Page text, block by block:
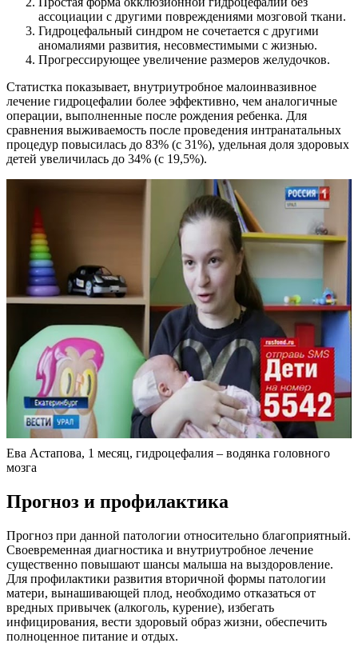
ассоциации с другими повреждениями мозговой ткани.
Гидроцефальный синдром не сочетается с другими
аномалиями развития, несовместимыми с жизнью.
Прогрессирующее увеличение размеров желудочков.
Статистка показывает, внутриутробное малоинвазивное
лечение гидроцефалии более эффективно, чем аналогичные
операции, выполненные после рождения ребенка. Для
сравнения выживаемость после проведения интранатальных
процедур повысилась до 83% (с 31%), удельная доля здоровых
детей увеличилась до 34% (с 19,5%).
Ева Астапова, 1 месяц, гидроцефалия – водянка головного
мозга
Прогноз и профилактика
Прогноз при данной патологии относительно благоприятный.
Своевременная диагностика и внутриутробное лечение
существенно повышают шансы малыша на выздоровление.
Для профилактики развития вторичной формы патологии
матери, вынашивающей плод, необходимо отказаться от
вредных привычек (алкоголь, курение), избегать
инфицирования, вести здоровый образ жизни, обеспечить
полноценное питание и отдых.